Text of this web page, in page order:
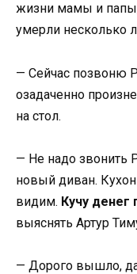
жизни мамы и папы,
умерли несколько
— Сейчас позвоню
озадаченно
на стол.
— Не надо звонить
новый диван.
видим. Кучу денег
выяснять Артур
— Дорого вышло,